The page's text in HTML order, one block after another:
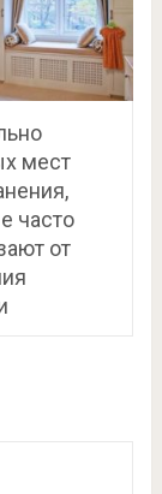
мест
часто
от